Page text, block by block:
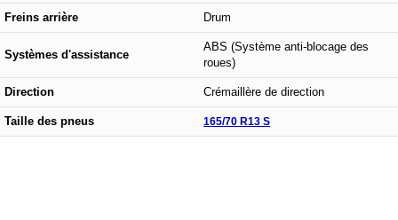
Freins arrière Drum
Systèmes d'assistance
ABS (Système anti-blocage des
roues)
Direction Crémaillère de direction
Taille des pneus 165/70 R13 S